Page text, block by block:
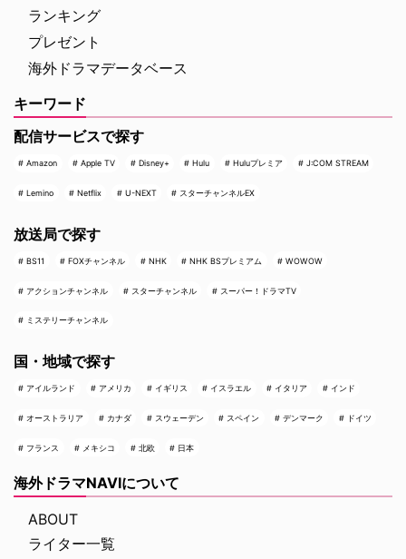
ランキング
プレゼント
海外ドラマデータベース
キーワード
配信サービスで探す
Amazon Apple TV Disney+ Hulu Huluプレミア J:COM STREAM
Lemino Netflix U-NEXT スターチャンネルEX
放送局で探す
BS11 FOXチャンネル NHK NHK BSプレミアム WOWOW
アクションチャンネル スターチャンネル スーパー！ドラマTV
ミステリーチャンネル
国・地域で探す
アイルランド アメリカ イギリス イスラエル イタリア インド
オーストラリア カナダ スウェーデン スペイン デンマーク ドイツ
フランス メキシコ 北欧 日本
海外ドラマNAVIについて
ABOUT
ライター一覧